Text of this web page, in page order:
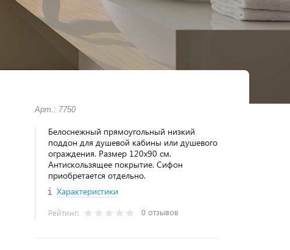
Арт.: 7750
Белоснежный прямоугольный низкий
поддон для душевой кабины или душевого
ограждения. Размер 120х90 см.
Антискользящее покрытие. Сифон
приобретается отдельно.
Характеристики
Рейтинг: 0 отзывов